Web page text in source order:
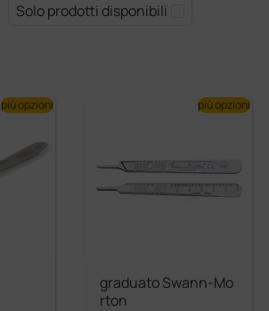
Solo prodotti disponibili
più opzioni
graduato Swann-Mo
rton
più opzioni